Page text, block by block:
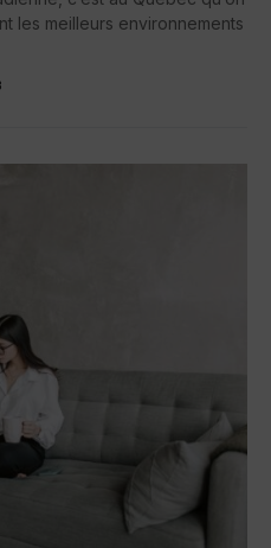
les meilleurs environnements